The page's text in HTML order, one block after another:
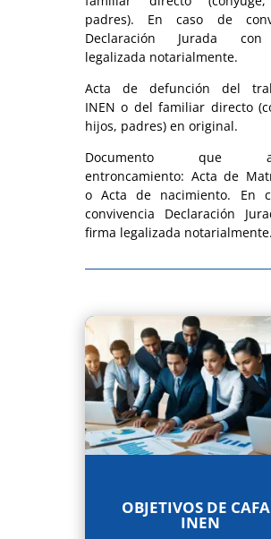
padres). En caso de
Declaración Jurada
legalizada notarialmente.
Acta de defunción del
INEN o del familiar directo
hijos, padres) en original.
Documento que
entroncamiento: Acta de
o Acta de nacimiento. En
convivencia Declaración
firma legalizada notarialmente.
OBJETIVOS DE
INEN